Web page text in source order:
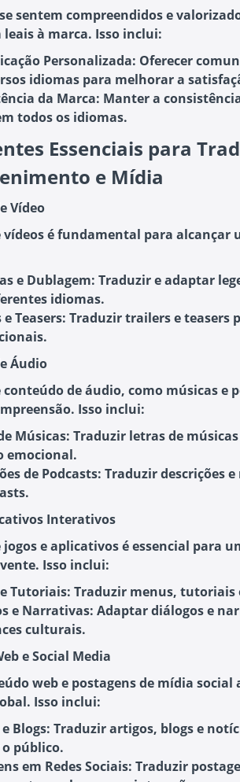
sentem compreendidos e
à marca. Isso inclui:
Personalizada: Oferecer
idiomas para melhorar a
da Marca: Manter a
todos os idiomas.
Essenciais para
e Mídia
Vídeo
vídeos é fundamental para alcançar
e Dublagem: Traduzir e adaptar
idiomas.
Teasers: Traduzir trailers e teasers
Áudio
de áudio, como músicas e
Isso inclui:
Músicas: Traduzir letras de
emocional.
de Podcasts: Traduzir descrições
Interativos
e aplicativos é essencial para
Isso inclui:
Tutoriais: Traduzir menus, tutoriais
e Narrativas: Adaptar diálogos e
culturais.
e Social Media
web e postagens de mídia social
Isso inclui:
Blogs: Traduzir artigos, blogs e
público.
em Redes Sociais: Traduzir